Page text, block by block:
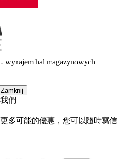
hal magazynowych
Zamknij
們
多可能的優惠，您可以隨時寫信